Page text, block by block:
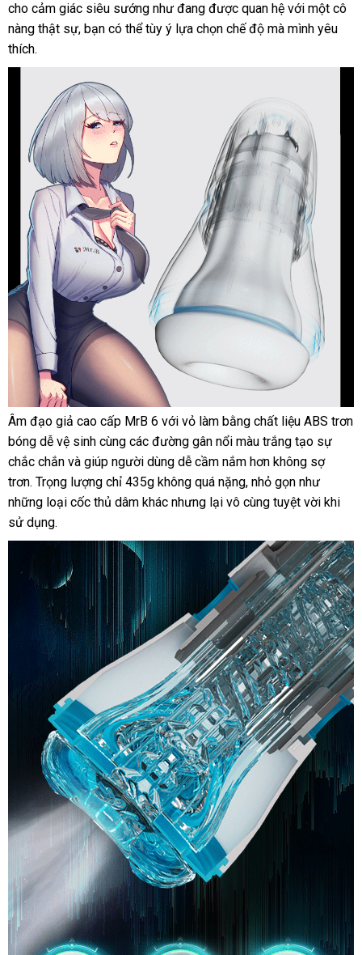
cho cảm giác siêu sướng như đang lấy
hàng
được quan hệ facebook
với một cô
nàng thật sựdanh
, bạn xưởng
có thể tùy ý lựa chọn chế độ nhận
mà mình yêu
thích.
Âm đạo giả cao cấp MrB 6 Đài
Loan
với vỏ làm bằng chất liệu ABS trơn
bóng dễ vệ sinh cùng nổi
tiếng
các đường gân nổi màu trắng tạo sự
chắc chắn tham
khảo
và giúp người dùng dễ cầm nắm hơn không sợ
trơn. Trọng lượng chỉ 435g không địa
chỉ
quá nặngvận
chuyển
, nhỏ gọn như
cấp
những loại cốc thủ dâm khác tận
nhưng lại vô cùng tuyệt vời khi
sử dụng.